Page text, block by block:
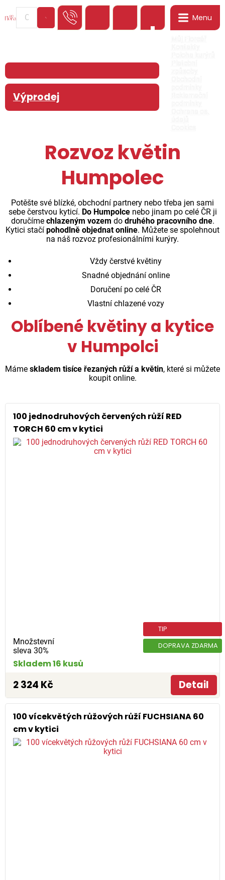
Menu
Výprodej
Rozvoz květin
Humpolec
Potěšte své blízké, obchodní partnery nebo třeba jen sami
sebe čerstvou kyticí. Do Humpolcenebo jinam po celé ČR ji
doručíme chlazeným vozem do druhého pracovního dne.
Kytici stačí pohodlně objednat online. Můžete se spolehnout
na náš rozvoz profesionálními kurýry.
Vždy čerstvé květiny
Snadné objednání online
Doručení po celé ČR
Vlastní chlazené vozy
Oblíbené květiny a kytice
v Humpolci
Máme skladem tisíce řezaných růží a květin, které si můžete
koupit online.
100 jednodruhových červených růží RED
TORCH 60 cm v kytici
Množstevní
sleva 30%
TIP
DOPRAVA ZDARMA
Skladem 16 kusů
2 324 Kč Detail
100 vícekvětých růžových růží FUCHSIANA 60
cm v kytici